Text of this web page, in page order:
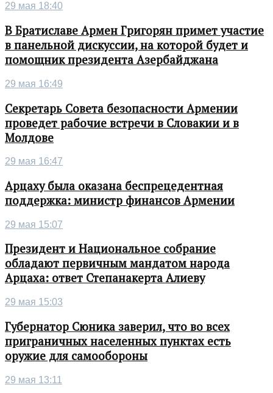
29 мая 18:40
В Братиславе Армен Григорян примет участие
в панельной дискуссии, на которой будет и
помощник президента Азербайджана
29 мая 16:49
Секретарь Совета безопасности Армении
проведет рабочие встречи в Словакии и в
Молдове
29 мая 16:47
Арцаху была оказана беспрецедентная
поддержка: министр финансов Армении
29 мая 15:07
Президент и Национальное собрание
обладают первичным мандатом народа
Арцаха: ответ Степанакерта Алиеву
29 мая 15:03
Губернатор Сюника заверил, что во всех
приграничных населенных пунктах есть
оружие для самообороны
29 мая 13:11